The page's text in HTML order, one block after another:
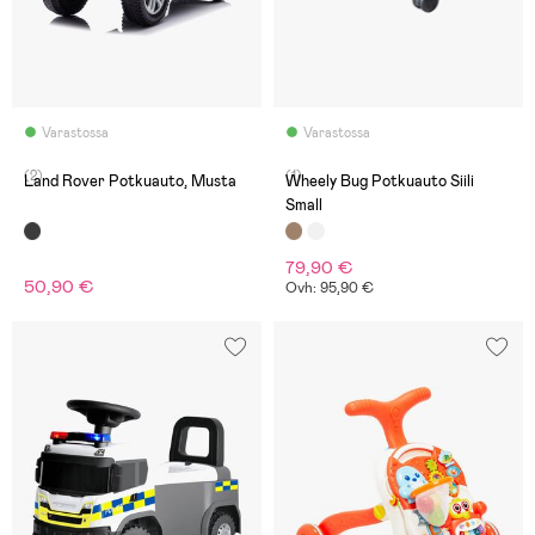
Varastossa
(2)
Land Rover Potkuauto, Musta
50,90 €
Varastossa
(1)
Wheely Bug Potkuauto Siili
Small
79,90 €
Ovh: 95,90 €